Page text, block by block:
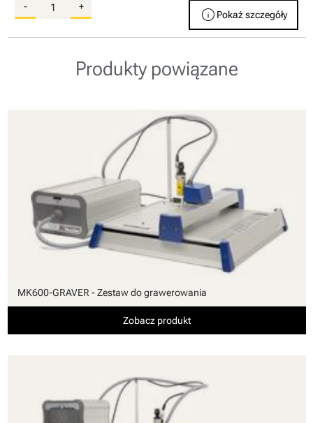
- + info Pokaż szczegóły
Produkty powiązane
MK600-GRAVER - Zestaw do grawerowania
Zobacz produkt